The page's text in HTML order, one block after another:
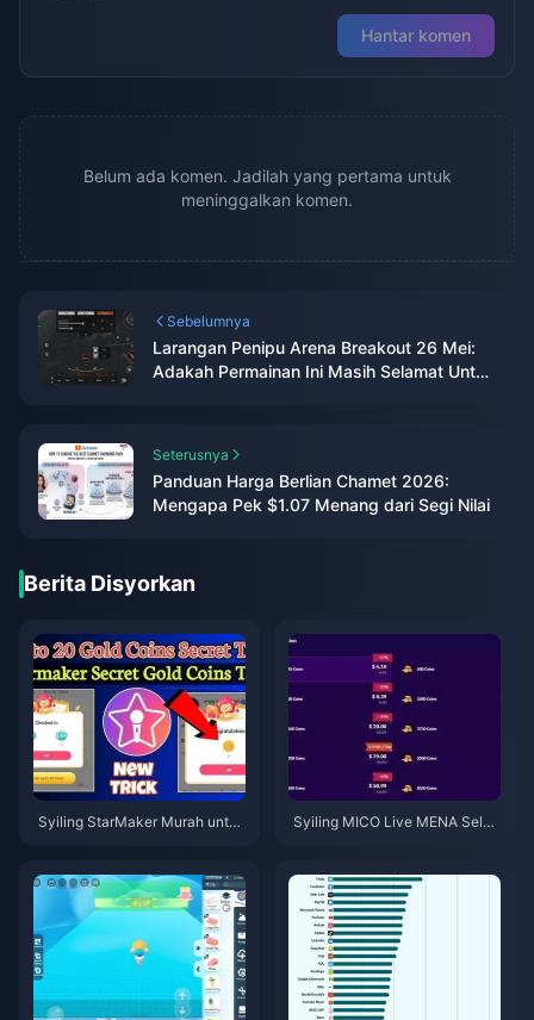
Hantar komen
Belum ada komen. Jadilah yang pertama untuk
meninggalkan komen.
Sebelumnya
Larangan Penipu Arena Breakout 26 Mei:
Adakah Permainan Ini Masih Selamat Untuk
Seterusnya
Panduan Harga Berlian Chamet 2026:
Mengapa Pek $1.07 Menang dari Segi Nilai
Berita Disyorkan
Syiling StarMaker Murah untuk
Syiling MICO Live MENA Selep